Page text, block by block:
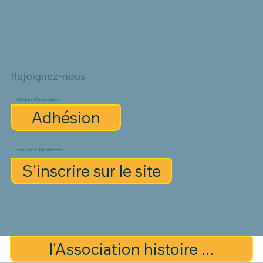
Rejoignez-nous
Adhérez à l'association
Adhésion
vous êtes déjà adhérent
S'inscrire sur le site
l'Association histoire ...